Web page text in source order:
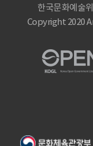
한국문화예술
Copyright 2020